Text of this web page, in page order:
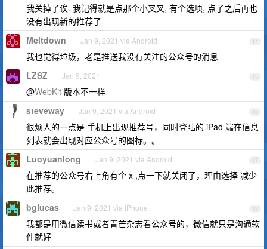
我关掉了诶. 我记得就是点那个小叉叉, 有个选项, 点了之后再也
没有出现新的推荐了
14
Meltdown Jan 9, 2021 via Android
我也觉得垃圾，老是推送我没有关注的公众号的消息
15
LZSZ Jan 9, 2021
@WebKit 版本不一样
16
steveway Jan 9, 2021 via Android
很烦人的一点是 手机上出现推荐号，同时登陆的 iPad 端在信息
列表就会出现对应公众号的图标。。
17
Luoyuanlong Jan 9, 2021 via Android
在推荐的公众号右上角有个 x ,点一下就关闭了，理由选择 减少
此推荐。
18
bglucas Jan 9, 2021 via iPhone
我都是用微信读书或者青芒杂志看公众号的，微信就只是沟通软
件就好